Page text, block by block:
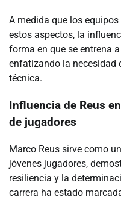
A medida que los
estos aspectos, la
forma en que se entrena
enfatizando la necesidad
técnica.
Influencia de Reus
de jugadores
Marco Reus sirve como
jóvenes jugadores,
resiliencia y la
carrera ha estado